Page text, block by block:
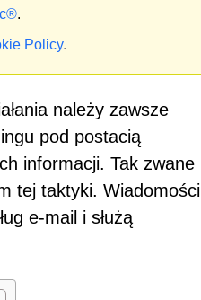
.
Policy.
należy zawsze
pod postacią
informacji. Tak zwane
tej taktyki. Wiadomości
e-mail i służą